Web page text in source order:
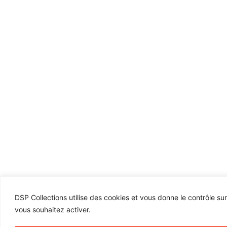
DSP Collections utilise des cookies et vous donne le contrôle
vous souhaitez activer.